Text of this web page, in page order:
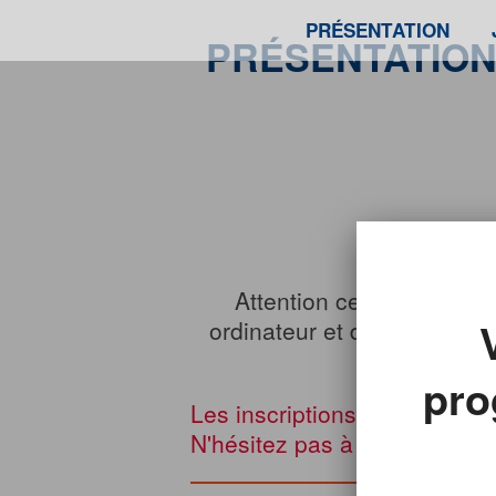
PRÉSENTATION
Attention ce
ordinateur et d’une
Les inscriptions à ce
N'hésitez pas à en chercher